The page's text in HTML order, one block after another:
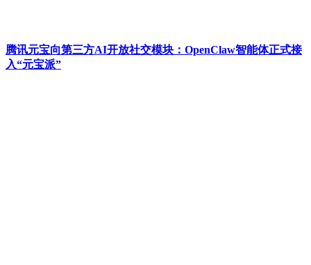
腾讯元宝向第三方AI开放社交模块：OpenClaw智能体正式接
入“元宝派”